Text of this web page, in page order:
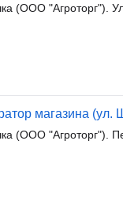
(ООО "Агроторг").
магазина (ул.
(ООО "Агроторг").